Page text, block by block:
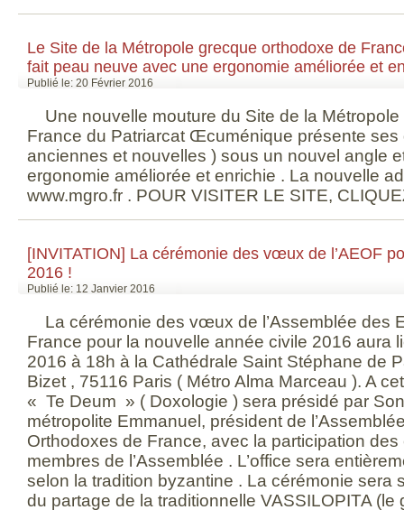
Le Site de la Métropole grecque orthodoxe de
fait peau neuve avec une ergonomie améliorée et
Publié le: 20 Février 2016
Une nouvelle mouture du Site de la
France du Patriarcat Œcuménique présente ses
anciennes et nouvelles ) sous un nouvel angle
ergonomie améliorée et enrichie . La nouvelle
www.mgro.fr . POUR VISITER LE SITE,
[INVITATION] La cérémonie des vœux de l’AEOF
2016 !
Publié le: 12 Janvier 2016
La cérémonie des vœux de l’Assemblée des
France pour la nouvelle année civile 2016 aura
2016 à 18h à la Cathédrale Saint Stéphane de
Bizet , 75116 Paris ( Métro Alma Marceau ). A
« Te Deum » ( Doxologie ) sera présidé par
métropolite Emmanuel, président de
Orthodoxes de France, avec la participation
membres de l’Assemblée . L’office sera
selon la tradition byzantine . La cérémonie sera
du partage de la traditionnelle VASSILOPITA (le